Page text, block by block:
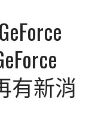
有新消